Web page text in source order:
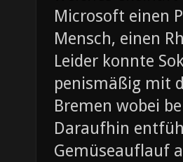
Microsoft einen
Mensch, einen
Leider konnte
penismäßig mit
Bremen wobei
Daraufhin
Gemüseauflauf